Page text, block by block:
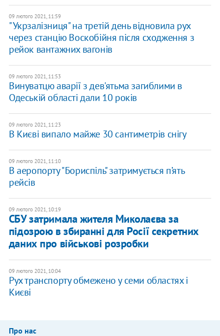
09 лютого 2021, 11:59
"Укрзалізниця" на третій день відновила рух
через станцію Воскобійня після сходження з
рейок вантажних вагонів
09 лютого 2021, 11:53
Винуватцю аварії з дев'ятьма загиблими в
Одеській області дали 10 років
09 лютого 2021, 11:23
В Києві випало майже 30 сантиметрів снігу
09 лютого 2021, 11:10
В аеропорту "Бориспіль" затримується п’ять
рейсів
09 лютого 2021, 10:19
СБУ затримала жителя Миколаєва за
підозрою в збиранні для Росії секретних
даних про військові розробки
09 лютого 2021, 10:04
Рух транспорту обмежено у семи областях і
Києві
Про нас